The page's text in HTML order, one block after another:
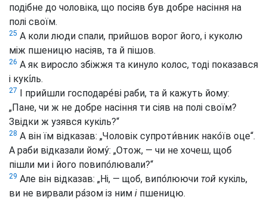
подібне до чоловіка, що посіяв був добре насіння на
полі своїм.
25 А коли люди спали, прийшов ворог його, і куколю
між пшеницю насіяв, та й пішов.
26 А як виросло збіжжя та кинуло колос, тоді показався
і кукі́ль.
27 І прийшли господаре́ві раби, та й кажуть йому:
„Пане, чи ж не добре насіння ти сіяв на полі своїм?
Звідки ж узявся кукіль?“
28 А він їм відказав: „Чоловік супроти́вник нако́їв оце“.
А раби відказали йому́: „Отож, — чи не хочеш, щоб
пішли ми і його повипо́лювали?“
29 Але він відказав: „Ні, — щоб, випо́люючи той кукіль,
ви не вирвали ра́зом із ним і пшеницю.